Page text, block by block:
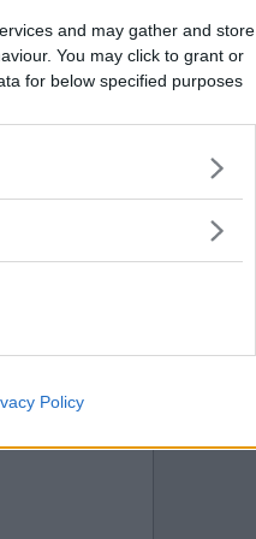
and may gather and store
You may click to grant or
for below specified purposes
Policy
bli